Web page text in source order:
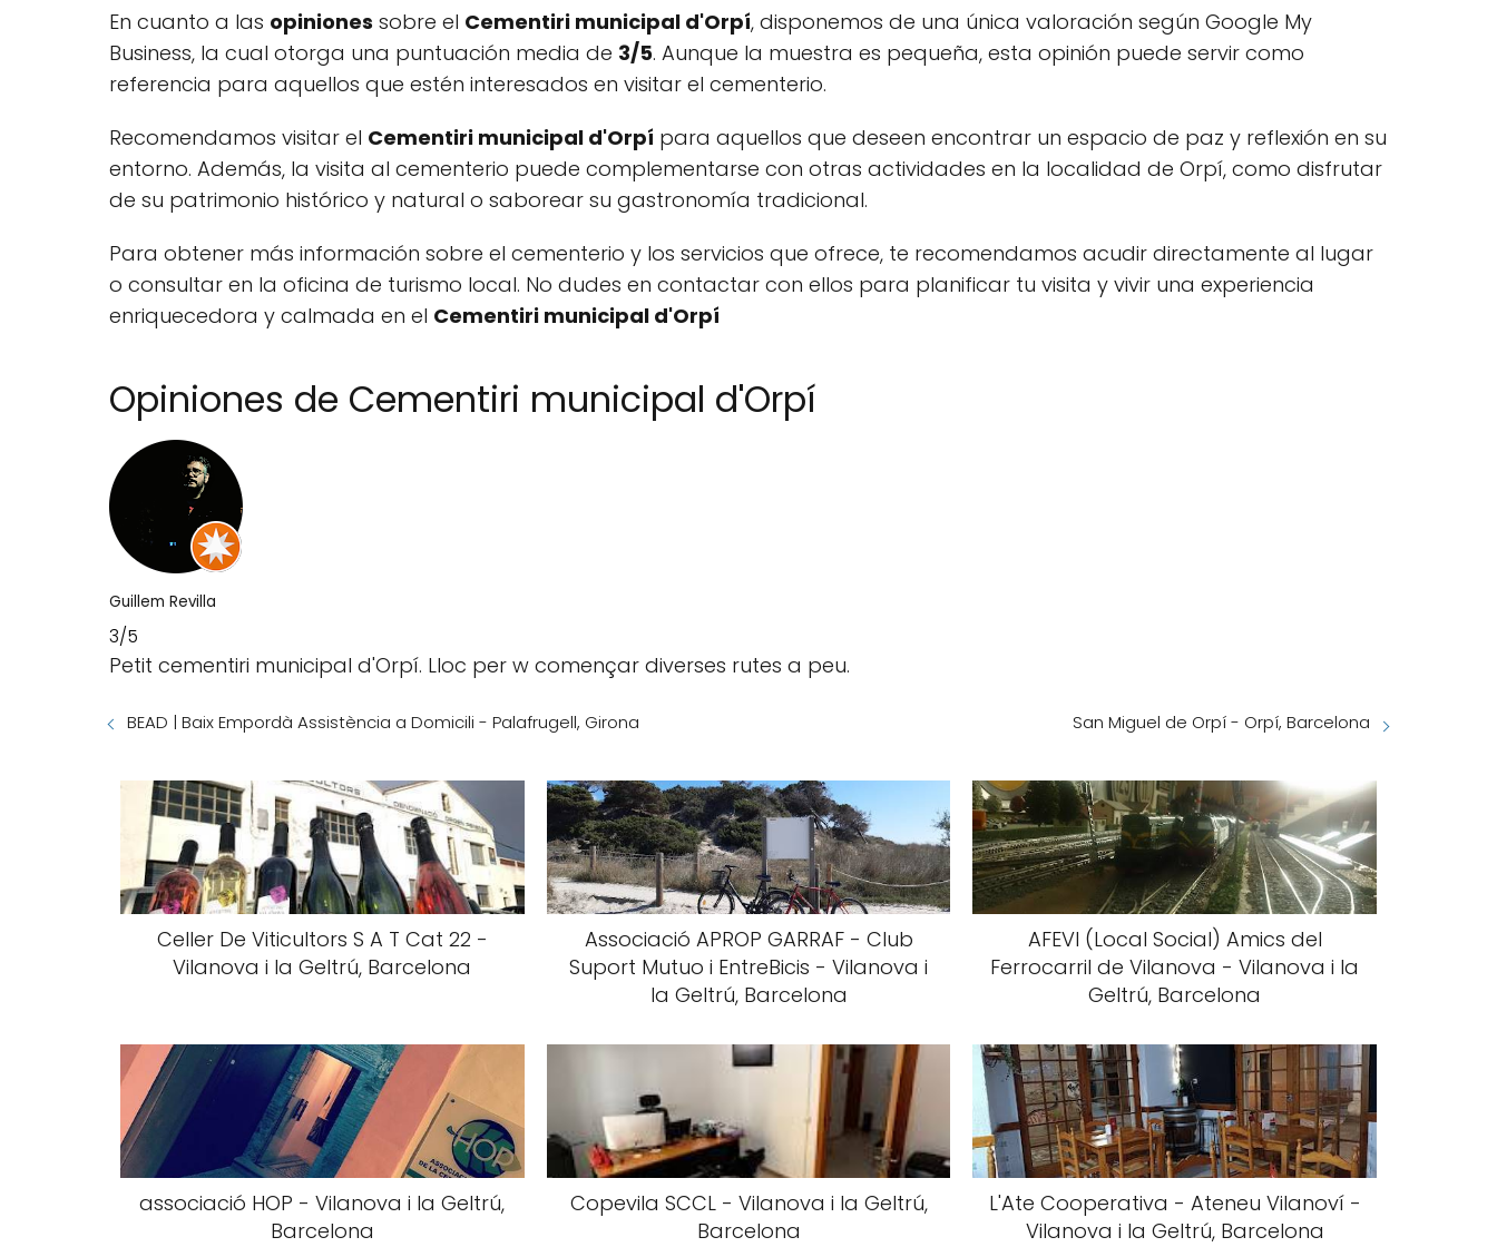
En cuanto a las opiniones sobre el Cementiri municipal d'Orpí, disponemos de una única valoración según Google My
Business, la cual otorga una puntuación media de 3/5. Aunque la muestra es pequeña, esta opinión puede servir como
referencia para aquellos que estén interesados en visitar el cementerio.
Recomendamos visitar el Cementiri municipal d'Orpí para aquellos que deseen encontrar un espacio de paz y reflexión en su
entorno. Además, la visita al cementerio puede complementarse con otras actividades en la localidad de Orpí, como disfrutar
de su patrimonio histórico y natural o saborear su gastronomía tradicional.
Para obtener más información sobre el cementerio y los servicios que ofrece, te recomendamos acudir directamente al lugar
o consultar en la oficina de turismo local. No dudes en contactar con ellos para planificar tu visita y vivir una experiencia
enriquecedora y calmada en el Cementiri municipal d'Orpí
Opiniones de Cementiri municipal d'Orpí
Guillem Revilla
3/5
Petit cementiri municipal d'Orpí. Lloc per w començar diverses rutes a peu.
BEAD | Baix Empordà Assistència a Domicili - Palafrugell, Girona San Miguel de Orpí - Orpí, Barcelona
Celler De Viticultors S A T Cat 22 -
Vilanova i la Geltrú, Barcelona
Associació APROP GARRAF - Club
Suport Mutuo i EntreBicis - Vilanova i
la Geltrú, Barcelona
AFEVI (Local Social) Amics del
Ferrocarril de Vilanova - Vilanova i la
Geltrú, Barcelona
associació HOP - Vilanova i la Geltrú,
Barcelona
Copevila SCCL - Vilanova i la Geltrú,
Barcelona
L'Ate Cooperativa - Ateneu Vilanoví -
Vilanova i la Geltrú, Barcelona